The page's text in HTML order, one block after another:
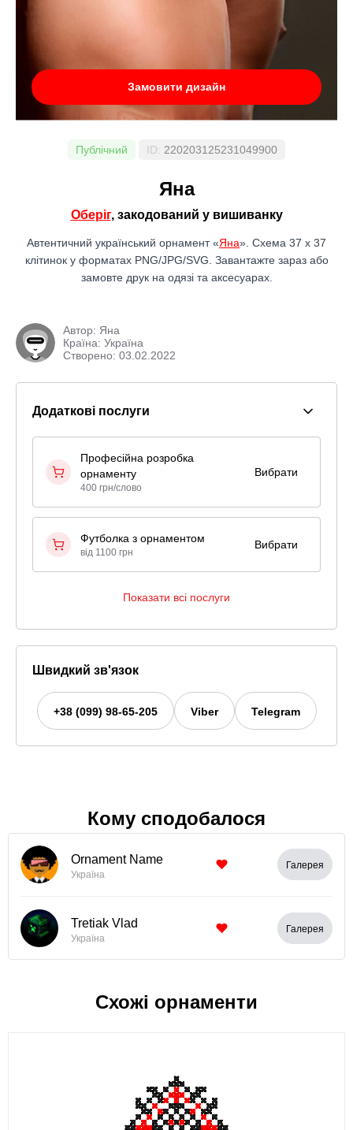
Замовити дизайн
Публічний ID: 220203125231049900
Яна
Оберіг, закодований у вишиванку
Автентичний український орнамент «Яна». Схема 37 x 37
клітинок у форматах PNG/JPG/SVG. Завантажте зараз або
замовте друк на одязі та аксесуарах.
Автор: Яна
Країна: Україна
Створено: 03.02.2022
Додаткові послуги
Професійна розробка
орнаменту
400 грн/слово
Вибрати
Футболка з орнаментом
від 1100 грн
Вибрати
Показати всі послуги
Швидкий зв'язок
+38 (099) 98-65-205 Viber Telegram
Кому сподобалося
Ornament Name
Україна
Галерея
Tretiak Vlad
Україна
Галерея
Схожі орнаменти